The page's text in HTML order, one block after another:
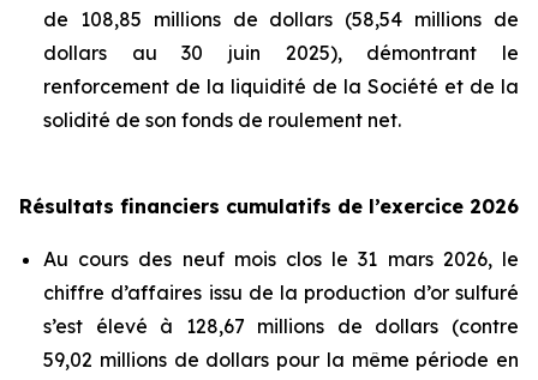
de 108,85 millions de dollars (58,54 millions de
dollars au 30 juin 2025), démontrant le
renforcement de la liquidité de la Société et de la
solidité de son fonds de roulement net.
Résultats financiers cumulatifs de l’exercice 2026
Au cours des neuf mois clos le 31 mars 2026, le
chiffre d’affaires issu de la production d’or sulfuré
s’est élevé à 128,67 millions de dollars (contre
59,02 millions de dollars pour la même période en